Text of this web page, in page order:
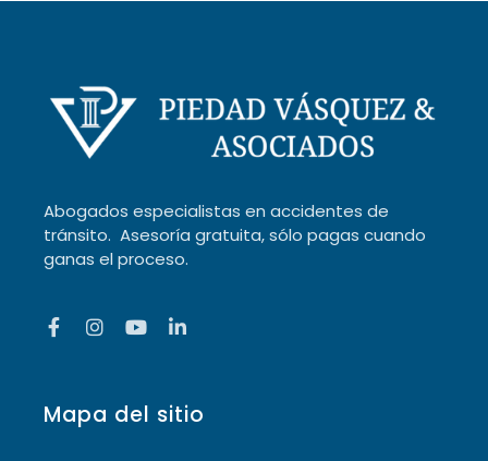
Abogados especialistas en accidentes de
tránsito. Asesoría gratuita, sólo pagas cuando
ganas el proceso.
Mapa del sitio